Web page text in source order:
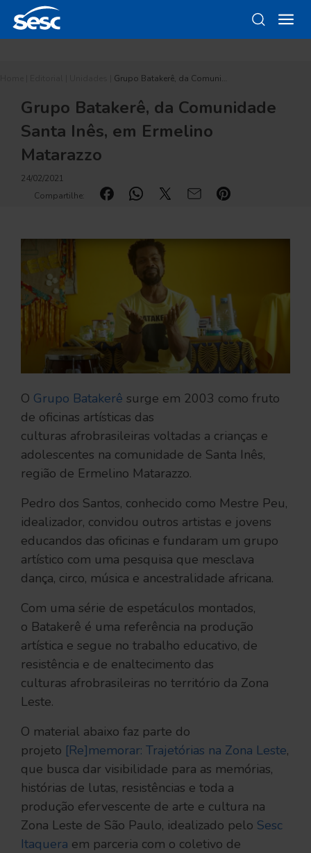
Grupo Batakerê, da Comuni…
Grupo Batakerê, da Comunidade
Santa Inês, em Ermelino
Matarazzo
24/02/2021
Compartilhe:
O Grupo Batakerê surge em 2003 como fruto
de oficinas artísticas das
culturas afrobrasileiras voltadas a crianças e
adolescentes na comunidade de Santa Inês,
região de Ermelino Matarazzo.
Pedro dos Santos, conhecido como Mestre Peu,
idealizador, convidou outros artistas e jovens
educandos das oficinas e fundaram um grupo
artístico com uma pesquisa que mesclava
dança, circo, música e ancestralidade africana.
Com uma série de espetáculos montados,
o Batakerê é uma referência na produção
artística e segue no trabalho educativo, de
resistência e de enaltecimento das
culturas afrobrasileiras no território da Zona
Leste.
O material abaixo faz parte do
projeto [Re]memorar: Trajetórias na Zona Leste,
que busca dar visibilidade para as memórias,
histórias de lutas, resistências e toda a
produção efervescente de arte e cultura na
Zona Leste de São Paulo, idealizado pelo Sesc
Itaquera em parceria com o coletivo de